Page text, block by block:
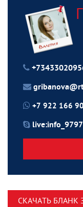
+7 922 166
СКАЧАТЬ БЛАНК